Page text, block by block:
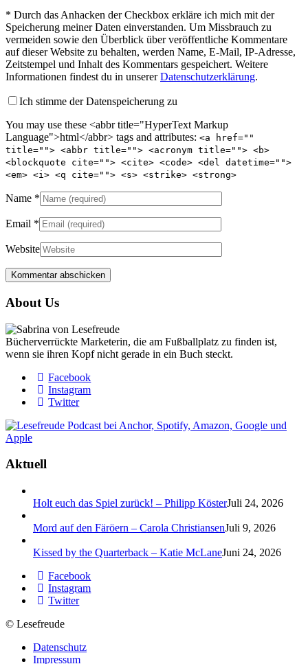
* Durch das Anhacken der Checkbox erkläre ich mich mit der
Speicherung meiner Daten einverstanden. Um Missbrauch zu
vermeiden sowie den Überblick über veröffentliche Kommentare
auf dieser Website zu behalten, werden Name, E-Mail, IP-Adresse,
Zeitstempel und Inhalt des Kommentars gespeichert. Weitere
Informationen findest du in unsererDatenschutzerklärung.
Ich stimme der Datenspeicherung zu
You may use these <abbr title="HyperText Markup
Language">html</abbr> tags and attributes: <a href=""
title=""> <abbr title=""> <acronym title=""> <b>
<blockquote cite=""> <cite> <code> <del datetime="">
<em> <i> <q cite=""> <s> <strike> <strong>
Name *
Email *
Website
About Us
Bücherverrückte Marketerin, die am Fußballplatz zu finden ist,
wenn sie ihren Kopf nicht gerade in ein Buch steckt.
Facebook
Instagram
Twitter
Aktuell
Holt euch das Spiel zurück! – Philipp KösterJuli 24, 2026
Mord auf den Färöern – Carola ChristiansenJuli 9, 2026
Kissed by the Quarterback – Katie McLaneJuni 24, 2026
Facebook
Instagram
Twitter
© Lesefreude
Datenschutz
Impressum